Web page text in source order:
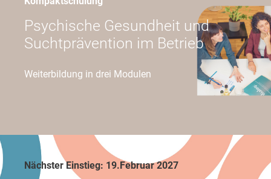
Psychische Gesundheit und
Suchtprävention im Betrieb
Weiterbildung in drei Modulen
Nächster Einstieg: 19.Februar 2027